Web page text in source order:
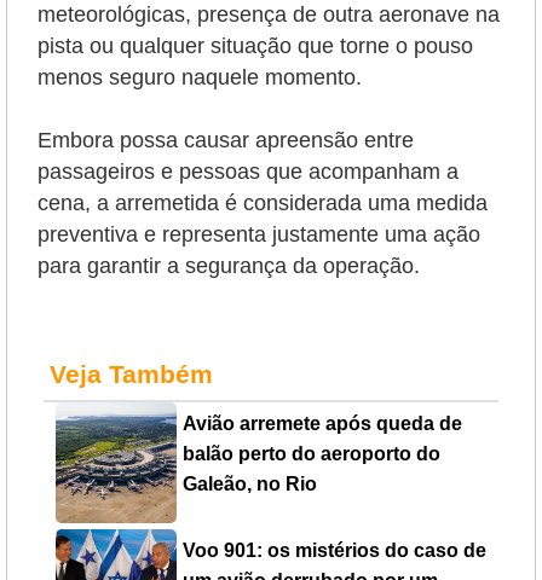
meteorológicas, presença de outra aeronave na
pista ou qualquer situação que torne o pouso
menos seguro naquele momento.
Embora possa causar apreensão entre
passageiros e pessoas que acompanham a
cena, a arremetida é considerada uma medida
preventiva e representa justamente uma ação
para garantir a segurança da operação.
Veja Também
Avião arremete após queda de
balão perto do aeroporto do
Galeão, no Rio
Voo 901: os mistérios do caso de